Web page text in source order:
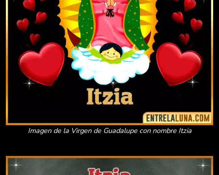
Imagen de la Virgen de Guadalupe con nombre Itzia